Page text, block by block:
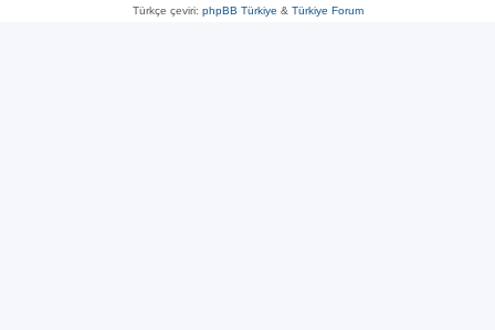
Türkçe çeviri: phpBB Türkiye & Türkiye Forum